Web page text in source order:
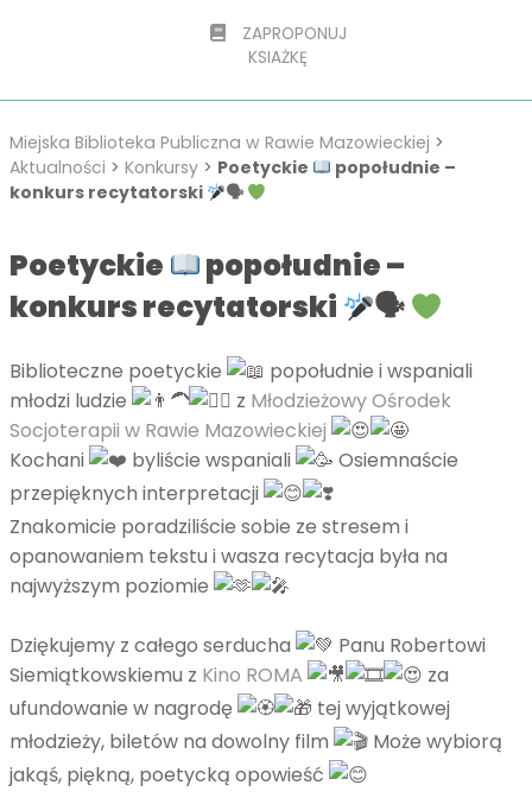
ZAPROPONUJ
KSIAŻKĘ
Miejska Biblioteka Publiczna w Rawie Mazowieckiej >
Aktualności > Konkursy > Poetyckie
popołudnie –
konkurs recytatorski
🗣
Poetyckie
popołudnie –
konkurs recytatorski
🗣
Biblioteczne poetyckie
popołudnie i wspaniali
młodzi ludzie
z Młodzieżowy Ośrodek
Socjoterapii w Rawie Mazowieckiej
Kochani
byliście wspaniali
Osiemnaście
przepięknych interpretacji
Znakomicie poradziliście sobie ze stresem i
opanowaniem tekstu i wasza recytacja była na
najwyższym poziomie
Dziękujemy z całego serducha
Panu Robertowi
Siemiątkowskiemu z Kino ROMA
za
ufundowanie w nagrodę
tej wyjątkowej
młodzieży, biletów na dowolny film
Może wybiorą
jakąś, piękną, poetycką opowieść